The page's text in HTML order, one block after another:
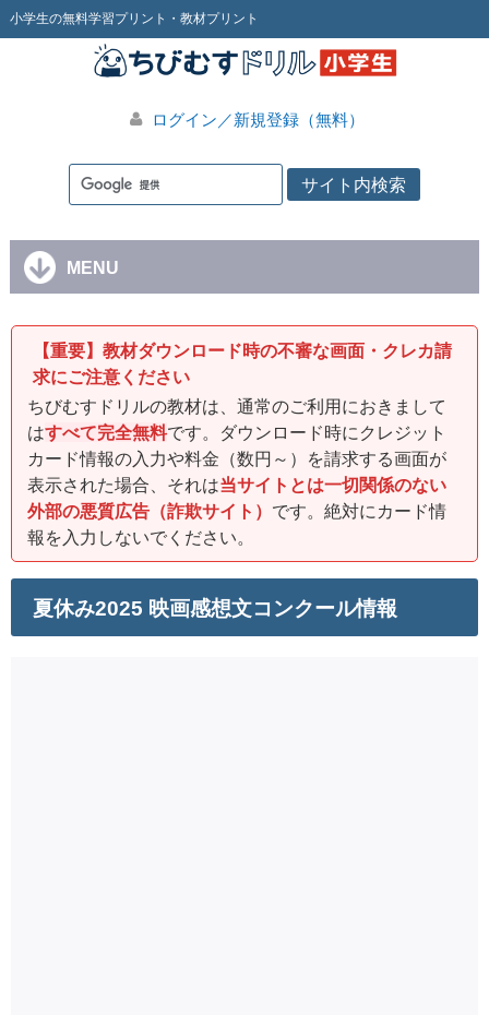
小学生の無料学習プリント・教材プリント
ログイン／新規登録（無料）
MENU
【重要】教材ダウンロード時の不審な画面・クレカ請
求にご注意ください
ちびむすドリルの教材は、通常のご利用におきまして
はすべて完全無料です。ダウンロード時にクレジット
カード情報の入力や料金（数円～）を請求する画面が
表示された場合、それは当サイトとは一切関係のない
外部の悪質広告（詐欺サイト） です。絶対にカード情
報を入力しないでください。
夏休み2025 映画感想文コンクール情報